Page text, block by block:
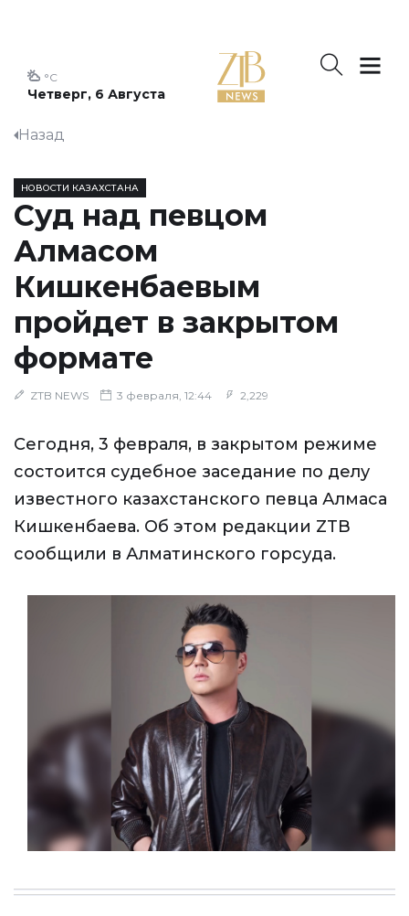
Четверг, 6 Августа
°C
Назад
НОВОСТИ КАЗАХСТАНА
Суд над певцом
Алмасом
Кишкенбаевым
пройдет в закрытом
формате
ZTB NEWS 3 февраля, 12:44 2,229
Сегодня, 3 февраля, в закрытом режиме
состоится судебное заседание по делу
известного казахстанского певца Алмаса
Кишкенбаева. Об этом редакции ZTB
сообщили в Алматинского горсуда.